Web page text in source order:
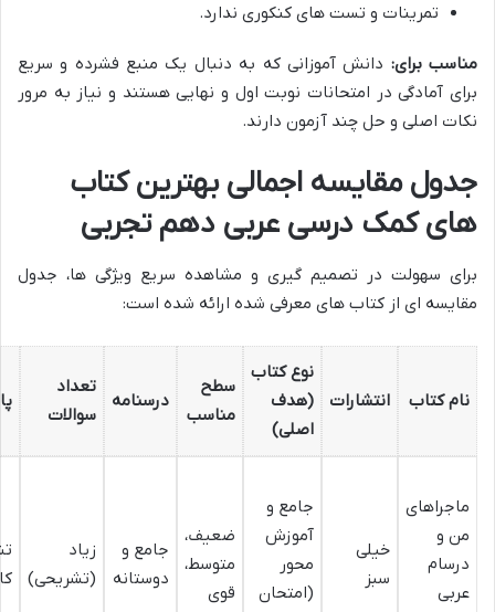
تمرینات و تست های کنکوری ندارد.
مناسب برای: دانش آموزانی که به دنبال یک منبع فشرده و سریع
برای آمادگی در امتحانات نوبت اول و نهایی هستند و نیاز به مرور
نکات اصلی و حل چند آزمون دارند.
جدول مقایسه اجمالی بهترین کتاب
های کمک درسی عربی دهم تجربی
برای سهولت در تصمیم گیری و مشاهده سریع ویژگی ها، جدول
مقایسه ای از کتاب های معرفی شده ارائه شده است:
نام کتاب انتشارات
نوع کتاب
(هدف
اصلی)
سطح
مناسب
درسنامه
تعداد
سوالات
ماجراهای
من و
درسام
عربی
خیلی
سبز
جامع و
آموزش
محور
(امتحان
ضعیف،
متوسط،
قوی
جامع و
دوستانه
زیاد
(تشریحی)